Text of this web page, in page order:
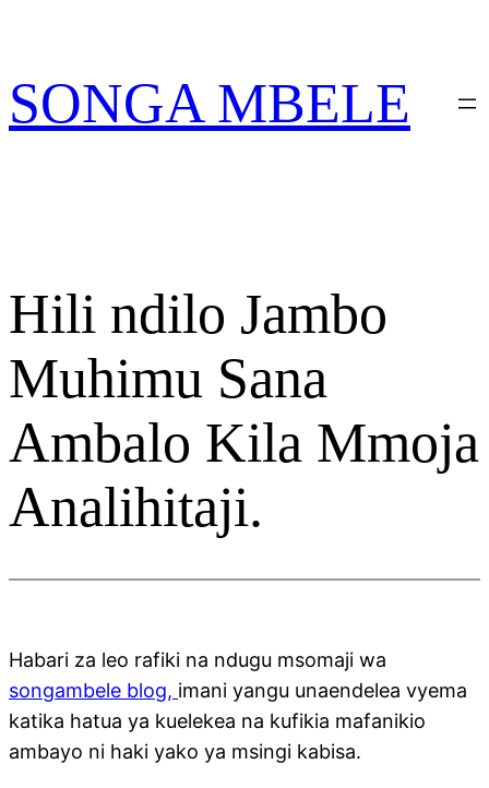
content
SONGA MBELE
Hili ndilo Jambo
Muhimu Sana
Ambalo Kila Mmoja
Analihitaji.
Habari za leo rafiki na ndugu msomaji wa
songambele blog, imani yangu unaendelea vyema
katika hatua ya kuelekea na kufikia mafanikio
ambayo ni haki yako ya msingi kabisa.